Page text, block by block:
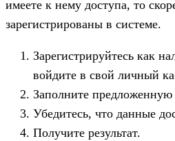
имеете к нему доступа, то
зарегистрированы в системе.
Зарегистрируйтесь как
войдите в свой личный
Заполните
Убедитесь, что данные
Получите результат.